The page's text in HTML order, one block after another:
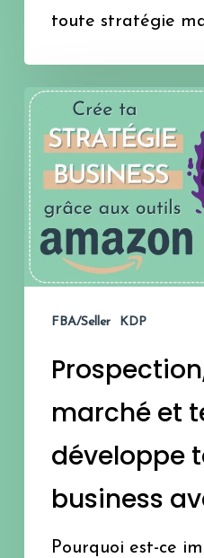
toute stratégie
Prospection,
étude
de
marché
et
test
développe
business
avec
Amazon
FBA/Seller KDP
marché et
développe
business
Pourquoi est-ce